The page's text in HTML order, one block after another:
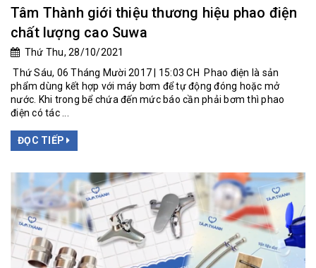
Tâm Thành giới thiệu thương hiệu phao điện
chất lượng cao Suwa
Thứ Thu, 28/10/2021
Thứ Sáu, 06 Tháng Mười 2017 | 15:03 CH Phao điện là sản
phẩm dùng kết hợp với máy bơm để tự động đóng hoặc mở
nước. Khi trong bể chứa đến mức báo cần phải bơm thì phao
điện có tác ...
ĐỌC TIẾP